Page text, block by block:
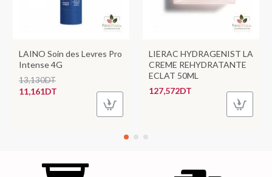
LAINO Soin des Levres Pro
Intense 4G
11,161DT
13,130DT
LIERAC HYDRAGENIST LA
CREME REHYDRATANTE
ECLAT 50ML
127,572DT